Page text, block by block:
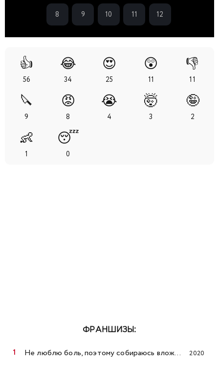
8 9 10 11 12
👍
56
😂
34
😍
25
😲
11
👎
11
🔪
9
😡
8
😭
4
🤯
3
🤪
2
👶
1
😴
0
ФРАНШИЗЫ:
Не люблю боль, поэтому собираюсь вложить всё в защиту 2020